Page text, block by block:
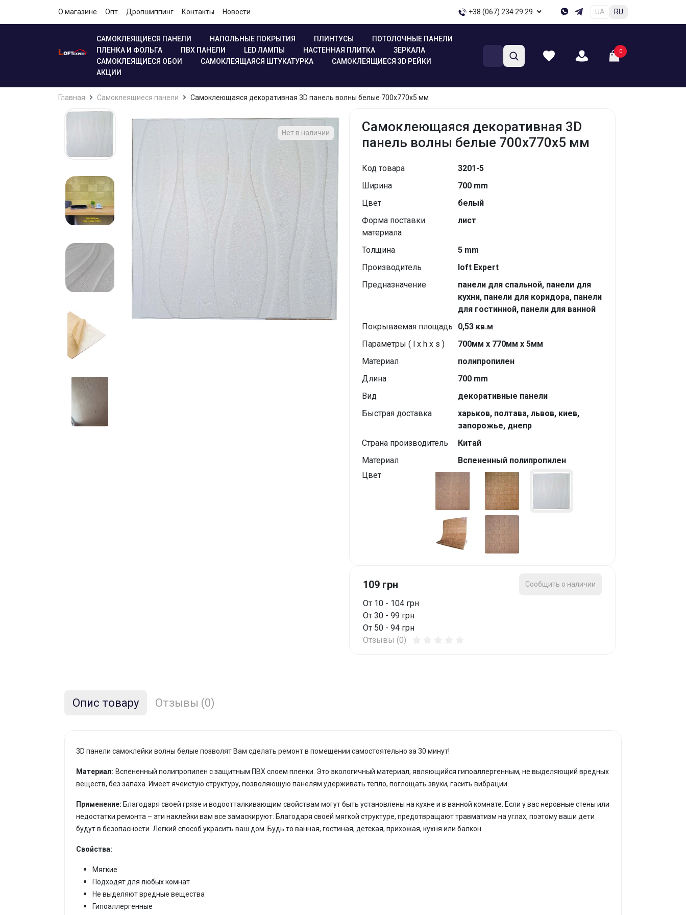
О магазине Опт Дропшиппинг Контакты Новости +38 (067) 234 29 29 UA RU
САМОКЛЕЯЩИЕСЯ ПАНЕЛИ НАПОЛЬНЫЕ ПОКРЫТИЯ ПЛИНТУСЫ
ПОТОЛОЧНЫЕ ПАНЕЛИ
ПЛЕНКА И ФОЛЬГА
ПВХ ПАНЕЛИ LED ЛАМПЫ НАСТЕННАЯ ПЛИТКА
ЗЕРКАЛА
САМОКЛЕЯЩИЕСЯ ОБОИ
САМОКЛЕЯЩАЯСЯ ШТУКАТУРКА
САМОКЛЕЯЩИЕСЯ 3D РЕЙКИ
АКЦИИ
0
Главная Самоклеящиеся панели Самоклеющаяся декоративная 3D панель волны белые 700x770x5 мм
Нет в наличии
Самоклеющаяся декоративная 3D
панель волны белые 700x770x5 мм
Код товара
3201-5
Ширина
700 mm
Цвет
белый
Форма поставки
материала
лист
Толщина
5 mm
Производитель
loft Expert
Предназначение
панели для спальной, панели для
кухни, панели для коридора, панели
для гостинной, панели для ванной
Покрываемая площадь
0,53 кв.м
Параметры ( l x h x s )
700мм х 770мм х 5мм
Материал
полипропилен
Длина
700 mm
Вид
декоративные панели
Быстрая доставка
харьков, полтава, львов, киев,
запорожье, днепр
Страна производитель
Китай
Материал
Вспененный полипропилен
Цвет
109 грн Сообщить о наличии
От 10 - 104 грн
От 30 - 99 грн
От 50 - 94 грн
Отзывы (0)
Опис товару Отзывы (0)
3D панели самоклейки волны белые позволят Вам сделать ремонт в помещении самостоятельно за 30 минут!
Материал: Вспененный полипропилен с защитным ПВХ слоем пленки. Это экологичный материал, являющийся гипоаллергенным, не выделяющий вредных
веществ, без запаха. Имеет ячеистую структуру, позволяющую панелям удерживать тепло, поглощать звуки, гасить вибрации.
Применение: Благодаря своей грязе и водоотталкивающим свойствам могут быть установлены на кухне и в ванной комнате. Если у вас неровные стены или
недостатки ремонта – эти наклейки вам все замаскируют. Благодаря своей мягкой структуре, предотвращают травматизм на углах, поэтому ваши дети
будут в безопасности. Легкий способ украсить ваш дом. Будь то ванная, гостиная, детская, прихожая, кухня или балкон.
Свойства:
Мягкие
Подходят для любых комнат
Не выделяют вредные вещества
Гипоаллергенные